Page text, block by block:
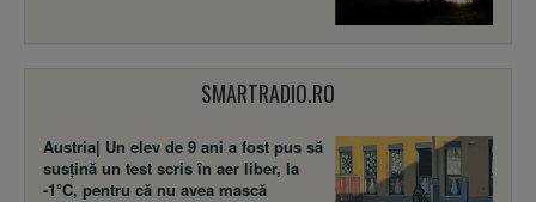
SMARTRADIO.RO
Austria| Un elev de 9 ani a fost pus să
susţină un test scris în aer liber, la
-1°C, pentru că nu avea mască